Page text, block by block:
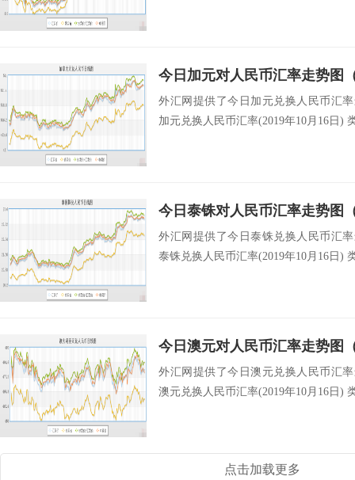
今日加元对人民币汇率走势图
外汇网提供了今日加元兑换人民币汇
加元兑换人民币汇率(2019年10月16日)
今日泰铢对人民币汇率走势图
外汇网提供了今日泰铢兑换人民币汇
泰铢兑换人民币汇率(2019年10月16日)
今日澳元对人民币汇率走势图
外汇网提供了今日澳元兑换人民币汇
澳元兑换人民币汇率(2019年10月16日)
点击加载更多